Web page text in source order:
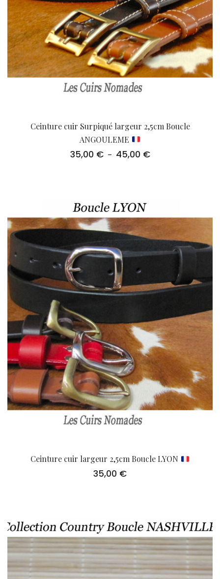
Ceinture cuir Surpiqué largeur 2,5cm Boucle
ANGOULEME
35,00 € – 45,00 €Plage
Ceinture cuir largeur 2,5cm Boucle LYON
35,00 €